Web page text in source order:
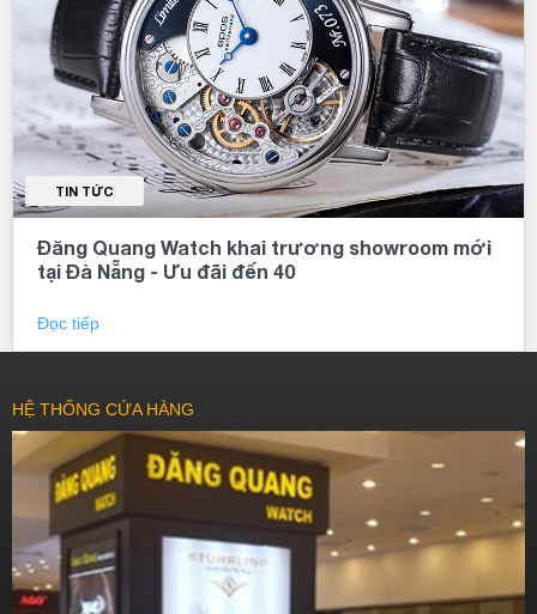
TIN TỨC
Đăng Quang Watch khai trương showroom mới
tại Đà Nẵng - Ưu đãi đến 40
Đọc tiếp
HỆ THỐNG CỬA HÀNG